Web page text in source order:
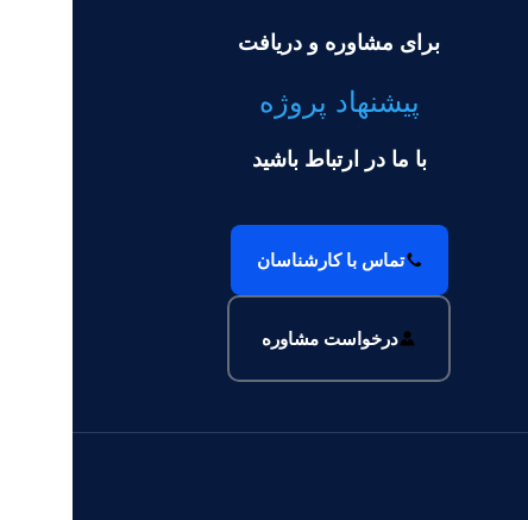
طراحی سایت طراحی گرافیک
سایت وودمارت پلاس 3
برای مشاوره و دریافت
پیشنهاد پروژه
با ما در ارتباط باشید
تماس با کارشناسان
درخواست مشاوره